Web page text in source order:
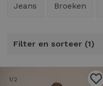
Jeans Broeken
Filter en sorteer 1
1/2